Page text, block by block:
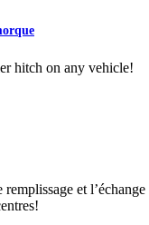
hitch on any vehicle!
et